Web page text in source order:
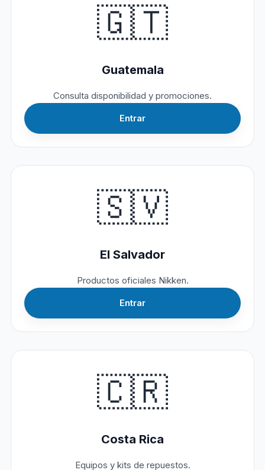
🇬🇹
Guatemala
Consulta disponibilidad y promociones.
Entrar
🇸🇻
El Salvador
Productos oficiales Nikken.
Entrar
🇨🇷
Costa Rica
Equipos y kits de repuestos.